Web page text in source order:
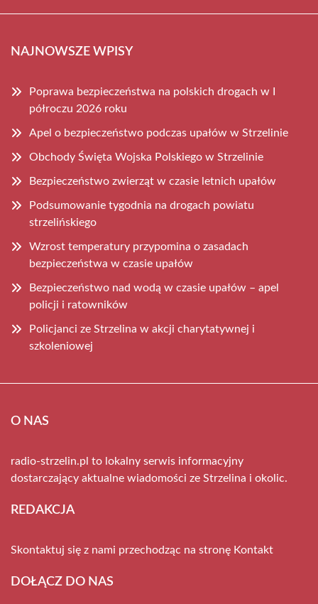
NAJNOWSZE WPISY
Poprawa bezpieczeństwa na polskich drogach w I
półroczu 2026 roku
Apel o bezpieczeństwo podczas upałów w Strzelinie
Obchody Święta Wojska Polskiego w Strzelinie
Bezpieczeństwo zwierząt w czasie letnich upałów
Podsumowanie tygodnia na drogach powiatu
strzelińskiego
Wzrost temperatury przypomina o zasadach
bezpieczeństwa w czasie upałów
Bezpieczeństwo nad wodą w czasie upałów – apel
policji i ratowników
Policjanci ze Strzelina w akcji charytatywnej i
szkoleniowej
O NAS
radio-strzelin.pl to lokalny serwis informacyjny
dostarczający aktualne wiadomości ze Strzelina i okolic.
REDAKCJA
Skontaktuj się z nami przechodząc na stronę Kontakt
DOŁĄCZ DO NAS